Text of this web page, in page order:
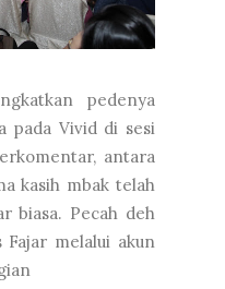
pedenya
pada Vivid di sesi
antara
kasih mbak telah
biasa. Pecah deh
Fajar melalui akun